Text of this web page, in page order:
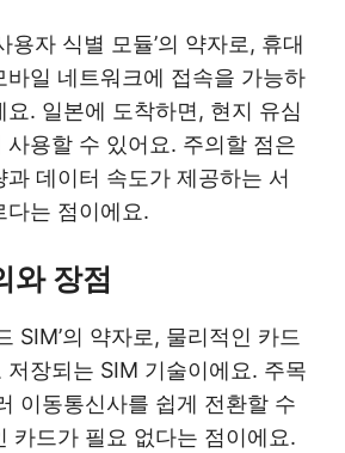
용자 식별 모듈’의 약자로, 휴대
바일 네트워크에 접속을 가능하
요. 일본에 도착하면, 현지 유심
사용할 수 있어요. 주의할 점은
데이터 속도가 제공하는 서
다는 점이에요.
와 장점
SIM’의 약자로, 물리적인 카드
저장되는 SIM 기술이에요. 주목
이동통신사를 쉽게 전환할 수
카드가 필요 없다는 점이에요.